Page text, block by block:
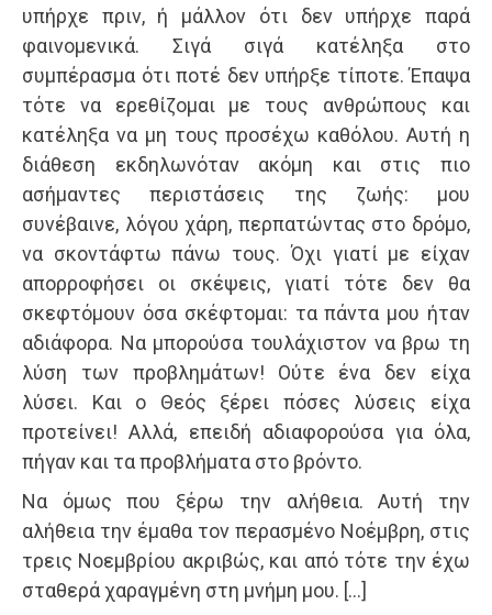
υπήρχε πριν, ή μάλλον ότι δεν υπήρχε παρά
φαινομενικά. Σιγά σιγά κατέληξα στο
συμπέρασμα ότι ποτέ δεν υπήρξε τίποτε. Έπαψα
τότε να ερεθίζομαι με τους ανθρώπους και
κατέληξα να μη τους προσέχω καθόλου. Αυτή η
διάθεση εκδηλωνόταν ακόμη και στις πιο
ασήμαντες περιστάσεις της ζωής: μου
συνέβαινε, λόγου χάρη, περπατώντας στο δρόμο,
να σκοντάφτω πάνω τους. Όχι γιατί με είχαν
απορροφήσει οι σκέψεις, γιατί τότε δεν θα
σκεφτόμουν όσα σκέφτομαι: τα πάντα μου ήταν
αδιάφορα. Να μπορούσα τουλάχιστον να βρω τη
λύση των προβλημάτων! Ούτε ένα δεν είχα
λύσει. Και ο Θεός ξέρει πόσες λύσεις είχα
προτείνει! Αλλά, επειδή αδιαφορούσα για όλα,
πήγαν και τα προβλήματα στο βρόντο.
Να όμως που ξέρω την αλήθεια. Αυτή την
αλήθεια την έμαθα τον περασμένο Νοέμβρη, στις
τρεις Νοεμβρίου ακριβώς, και από τότε την έχω
σταθερά χαραγμένη στη μνήμη μου. […]